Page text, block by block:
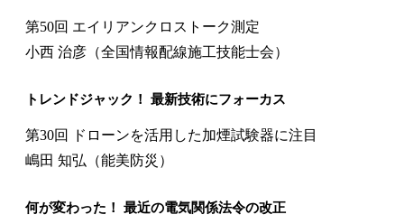
第50回 エイリアンクロストーク測定
小西 治彦（全国情報配線施工技能士会）
トレンドジャック！ 最新技術にフォーカス
第30回 ドローンを活用した加煙試験器に注目
嶋田 知弘（能美防災）
何が変わった！ 最近の電気関係法令の改正